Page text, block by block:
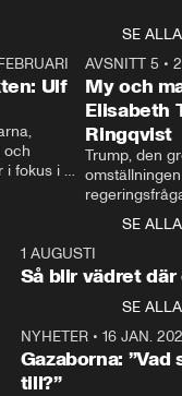
SE ALLA
27:30
Ulf
och
i fokus i
AVSNITT 5 •
My och
Elisabeth
Ringqvist
Trump, den
centrum i
avsnittet av
Makten”. Se
Aftonbladets
Rohwedder
Thand Ring
SE ALLA
1 AUGUSTI
Så blir vädret där
SE ALLA
NYHETER• 16 JAN.
Gazaborna:
till?”